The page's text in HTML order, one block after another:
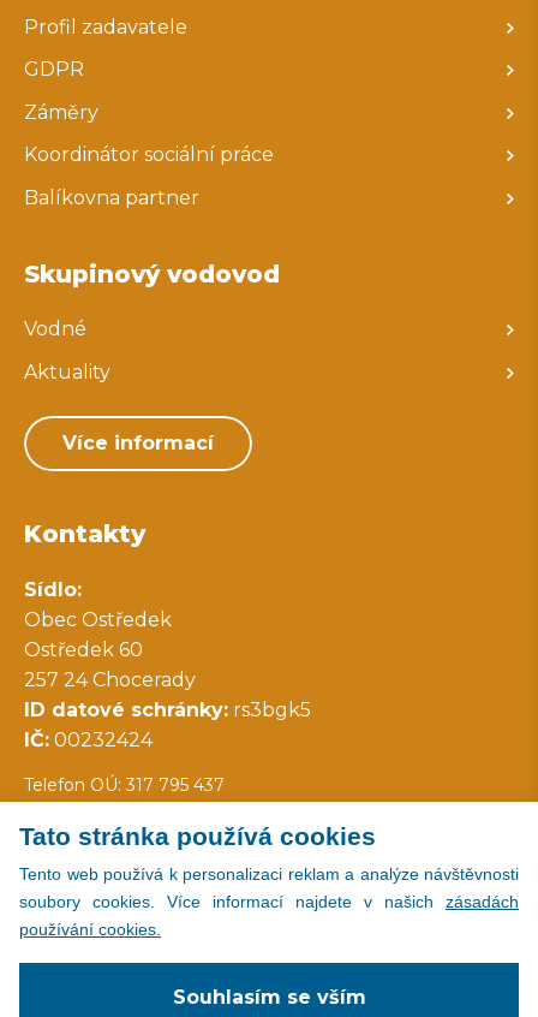
Tato stránka používá cookies
Tento web používá k personalizaci reklam a analýze návštěvnosti
soubory cookies. Více informací najdete v našich zásadách
používání cookies.
Souhlasím se vším
Profil zadavatele
GDPR
Záměry
Koordinátor sociální práce
Balíkovna partner
Skupinový vodovod
Vodné
Aktuality
Více informací
Kontakty
Sídlo:
Obec Ostředek
Ostředek 60
257 24 Chocerady
ID datové schránky: rs3bgk5
IČ: 00232424
Telefon OÚ: 317 795 437
Všechny kontakty
Copyright © 2026